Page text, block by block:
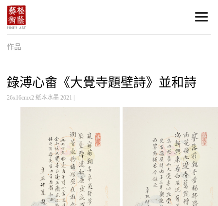
作品
錄溥心畬《大覺寺題壁詩》並和詩
26x16cmx2 紙本水墨 2021 |